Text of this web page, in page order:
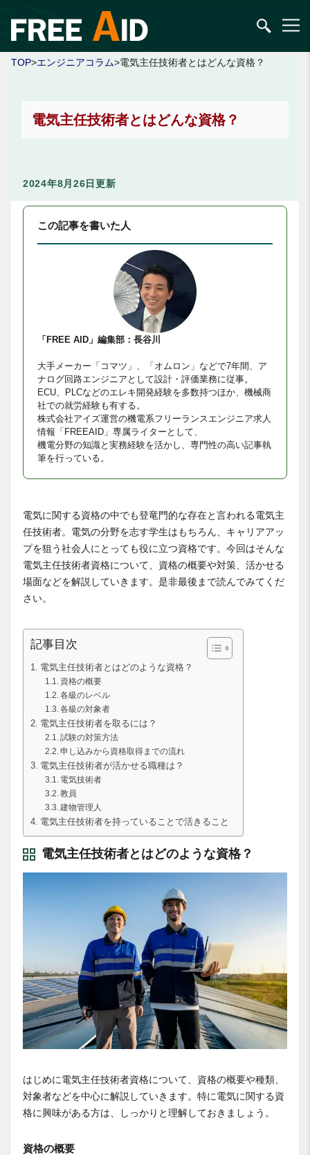
TOP>エンジニアコラム>電気主任技術者とはどんな資格？
電気主任技術者とはどんな資格？
2024年8月26日更新
この記事を書いた人
「FREE AID」編集部：長谷川
大手メーカー「コマツ」、「オムロン」などで7年間、ア
ナログ回路エンジニアとして設計・評価業務に従事。
ECU、PLCなどのエレキ開発経験を多数持つほか、機械商
社での就労経験も有する。
株式会社アイズ運営の機電系フリーランスエンジニア求人
情報「FREEAID」専属ライターとして、
機電分野の知識と実務経験を活かし、専門性の高い記事執
筆を行っている。
電気に関する資格の中でも登竜門的な存在と言われる電気主
任技術者。電気の分野を志す学生はもちろん、キャリアアッ
プを狙う社会人にとっても役に立つ資格です。今回はそんな
電気主任技術者資格について、資格の概要や対策、活かせる
場面などを解説していきます。是非最後まで読んでみてくだ
さい。
記事目次
電気主任技術者とはどのような資格？
資格の概要
各級のレベル
各級の対象者
電気主任技術者を取るには？
試験の対策方法
申し込みから資格取得までの流れ
電気主任技術者が活かせる職種は？
電気技術者
教員
建物管理人
電気主任技術者を持っていることで活きること
電気主任技術者とはどのような資格？
はじめに電気主任技術者資格について、資格の概要や種類、
対象者などを中心に解説していきます。特に電気に関する資
格に興味がある方は、しっかりと理解しておきましょう。
資格の概要